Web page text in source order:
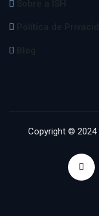
Copyright © 2024